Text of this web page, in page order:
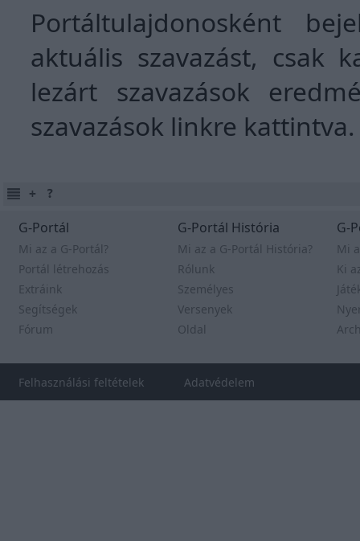
Portáltulajdonosként
aktuális szavazást, csak
lezárt szavazások
szavazások linkre kattintva.
G-Portál
Mi az a G-Portál?
Portál létrehozás
Extráink
Segítségek
Fórum
G-Portál História
Mi az a G-Portál História?
Rólunk
Személyes
Versenyek
Oldal
G-
Mi
Ki
Felhasználási feltételek Adatvédelem